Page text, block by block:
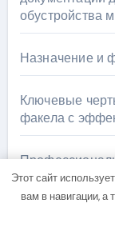
обустройства
Назначение и
Ключевые
факела с
наращивания
Аттестация
Этот сайт
вам в навигации, а